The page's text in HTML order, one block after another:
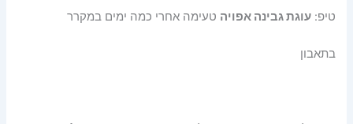
טיפ:עוגת גבינה אפויה טעימה אחרי כמה ימים במקרר
בתאבון